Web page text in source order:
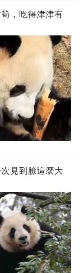
，吃得津津有
見到臉這麼大